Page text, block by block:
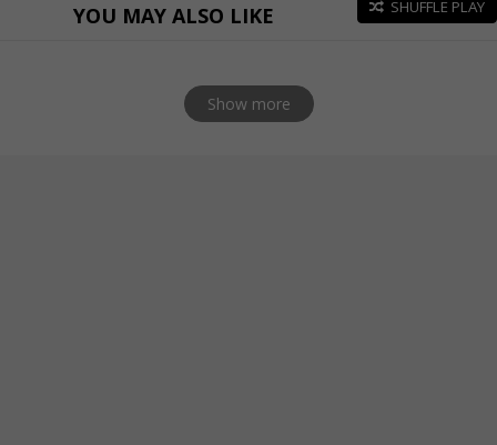
YOU MAY ALSO LIKE SHUFFLE PLAY
Show more